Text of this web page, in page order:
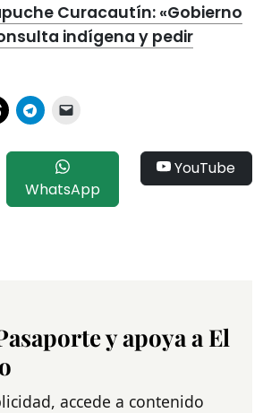
Curacautín: «Gobierno
indígena y pedir
WhatsApp
YouTube
y apoya a El
accede a contenido